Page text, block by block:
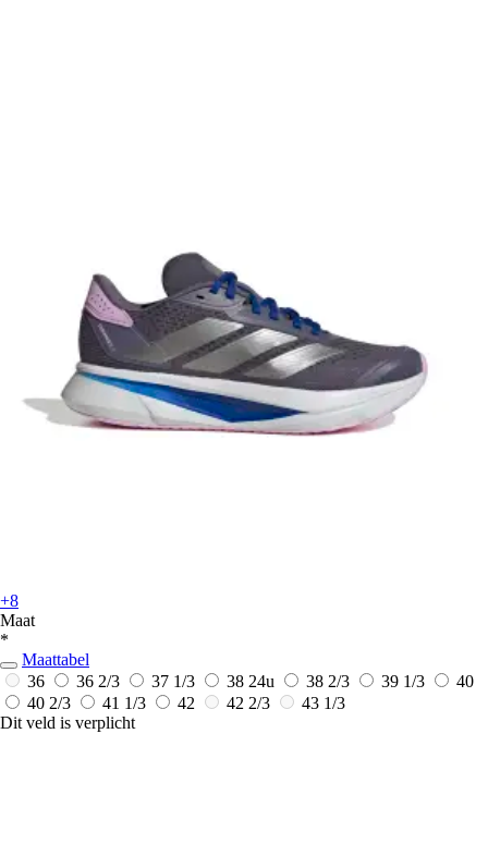
+8
Maat
*
Maattabel
36
36 2/3 37 1/3 38 24u 38 2/3 39 1/3
40
40 2/3
41 1/3 42 42 2/3
43 1/3
Dit veld is verplicht